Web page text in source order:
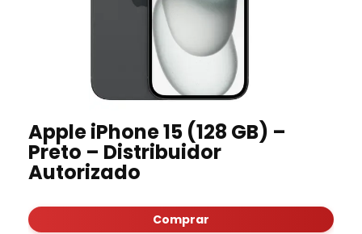
Apple iPhone 15 (128 GB) –
Preto – Distribuidor
Autorizado
Comprar